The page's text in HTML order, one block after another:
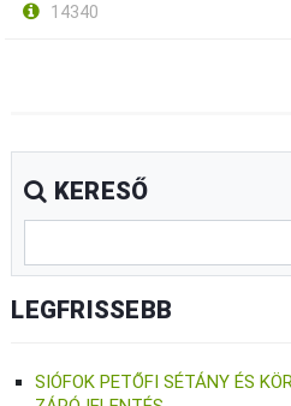
14340
KERESŐ
LEGFRISSEBB
SIÓFOK PETŐFI SÉTÁNY ÉS